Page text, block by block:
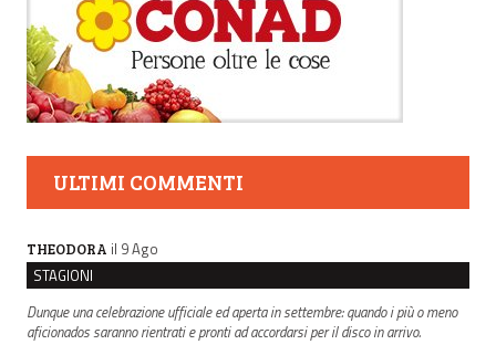
ULTIMI COMMENTI
THEODORA il 9 Ago
STAGIONI
Dunque una celebrazione ufficiale ed aperta in settembre: quando i più o meno
aficionados saranno rientrati e pronti ad accordarsi per il disco in arrivo.